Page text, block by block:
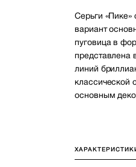
Серьги
вариант
пуговица в
представлена
линий
классической
основным